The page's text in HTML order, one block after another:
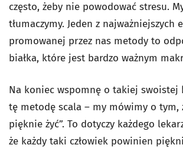
często, żeby nie powodować stresu.
tłumaczymy. Jeden z najważniejszych
promowanej przez nas metody to
białka, które jest bardzo ważnym
Na koniec wspomnę o takiej swoistej
tę metodę scala – my mówimy o tym,
pięknie żyć”. To dotyczy każdego
że każdy taki człowiek powinien